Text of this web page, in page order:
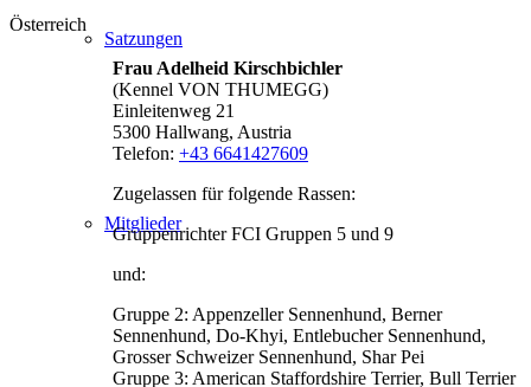
Satzungen
Mitglieder
Österreich
Frau Adelheid Kirschbichler
(Kennel VON THUMEGG)
Einleitenweg 21
5300 Hallwang, Austria
Telefon: +43 6641427609
Zugelassen für folgende Rassen:
Gruppenrichter FCI Gruppen 5 und 9
und:
Gruppe 2: Appenzeller Sennenhund, Berner
Sennenhund, Do-Khyi, Entlebucher Sennenhund,
Grosser Schweizer Sennenhund, Shar Pei
Gruppe 3: American Staffordshire Terrier, Bull Terrier